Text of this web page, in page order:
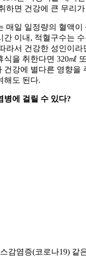
하면 건강에 큰 무리
매일 일정량의 혈액이
간 이내, 적혈구수는
라서 건강한 성인이라
식을 취한다면 320㎖
건강에 별다른 영향을
해도 된다.
에 걸릴 수 있다?
감염증(코로나19) 같